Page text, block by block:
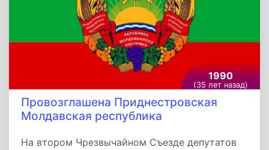
1990
(35 лет назад)
Провозглашена Приднестровская
Молдавская республика
На втором Чрезвычайном Съезде депутатов